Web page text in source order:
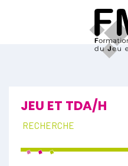
JEU ET TDA/H
RECHERCHE